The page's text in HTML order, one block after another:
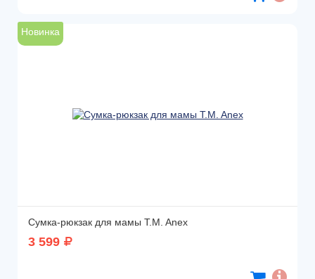
Новинка
Сумка-рюкзак для мамы T.M. Anex
3 599